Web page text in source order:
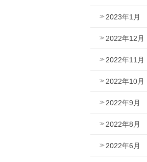
2023年1月
2022年12月
2022年11月
2022年10月
2022年9月
2022年8月
2022年6月